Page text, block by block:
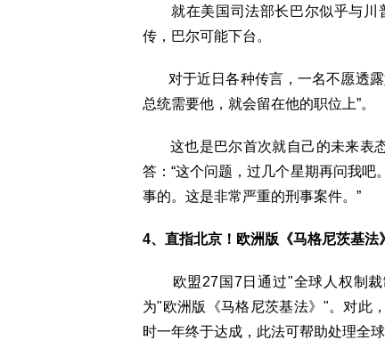
就在美国司法部长巴尔似乎与川
传，巴尔可能下台。
对于近日各种传言，一名不愿透露
总统需要他，就会留在他的职位上”。
这也是巴尔首次就自己的未来表态
答：“这个问题，过几个星期再问我吧
事的。这是非常严重的刑事案件。”
4、直指北京！欧洲版《马格尼茨基法
欧盟27国7日通过"全球人权制裁
为"欧洲版《马格尼茨基法》"。对此
时一年终于达成，此法可帮助处理全